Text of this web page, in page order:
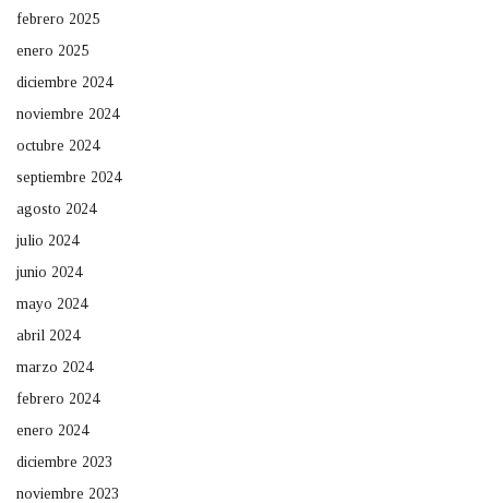
febrero 2025
enero 2025
diciembre 2024
noviembre 2024
octubre 2024
septiembre 2024
agosto 2024
julio 2024
junio 2024
mayo 2024
abril 2024
marzo 2024
febrero 2024
enero 2024
diciembre 2023
noviembre 2023